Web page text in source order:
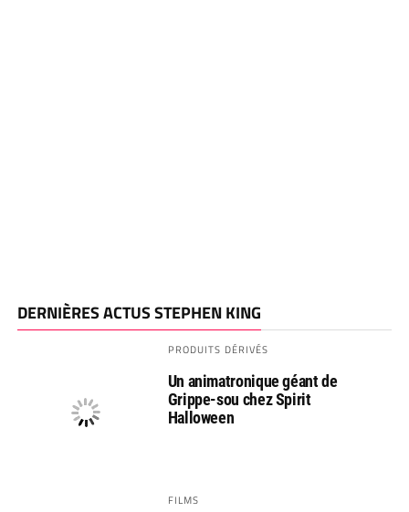
DERNIÈRES ACTUS STEPHEN KING
PRODUITS DÉRIVÉS
Un animatronique géant de
Grippe-sou chez Spirit
Halloween
FILMS